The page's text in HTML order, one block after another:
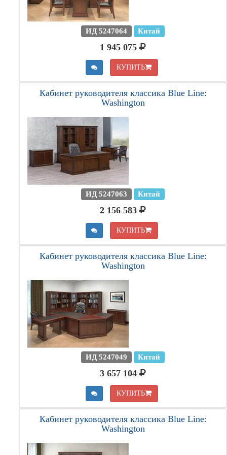
ИД 5247064 Китай
1 945 075
КУПИТЬ
Кабинет руководителя классика Blue Line:
Washington
ИД 5247063 Китай
2 156 583
КУПИТЬ
Кабинет руководителя классика Blue Line:
Washington
ИД 5247049 Китай
3 657 104
КУПИТЬ
Кабинет руководителя классика Blue Line:
Washington